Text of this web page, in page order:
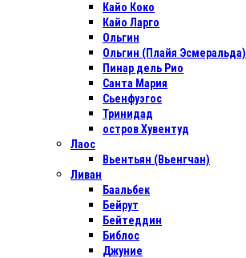
Кайо Коко
Кайо Ларго
Ольгин
Ольгин (Плайя Эсмеральда)
Пинар дель Рио
Санта Мария
Сьенфуэгос
Тринидад
остров Хувентуд
Лаос
Вьентьян (Вьенгчан)
Ливан
Баальбек
Бейрут
Бейтеддин
Библос
Джуние